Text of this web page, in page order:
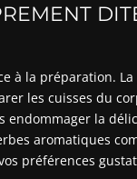
à la préparation.
les cuisses du
la
aromatiques
préférences